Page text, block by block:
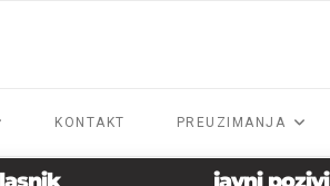
KONTAKT PREUZIMANJA